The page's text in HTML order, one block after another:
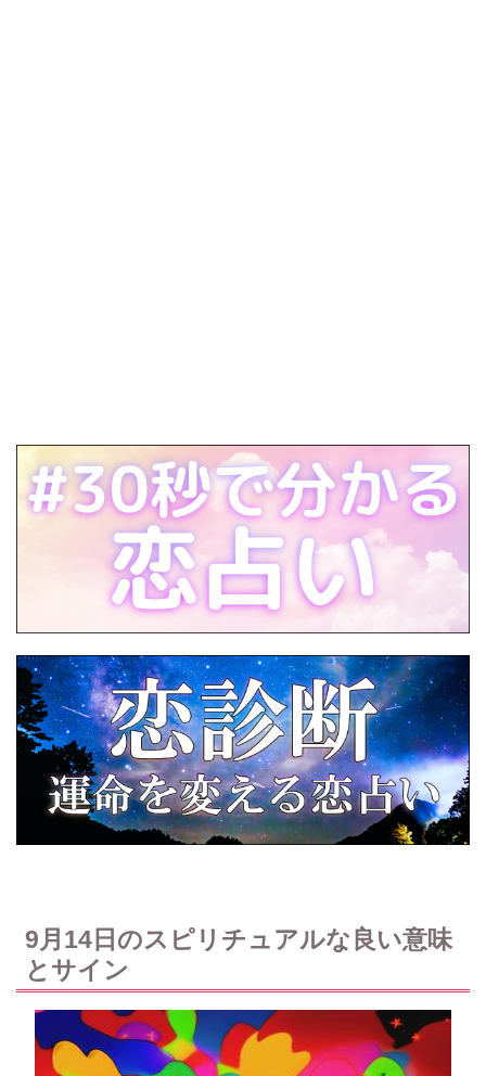
9月14日のスピリチュアルな良い意味
とサイン